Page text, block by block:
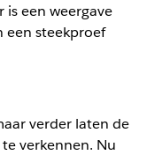
een weergave
een steekproef
verder laten de
verkennen. Nu